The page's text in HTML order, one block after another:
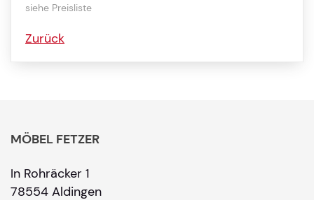
siehe Preisliste
Zurück
MÖBEL FETZER
In Rohräcker 1
78554 Aldingen